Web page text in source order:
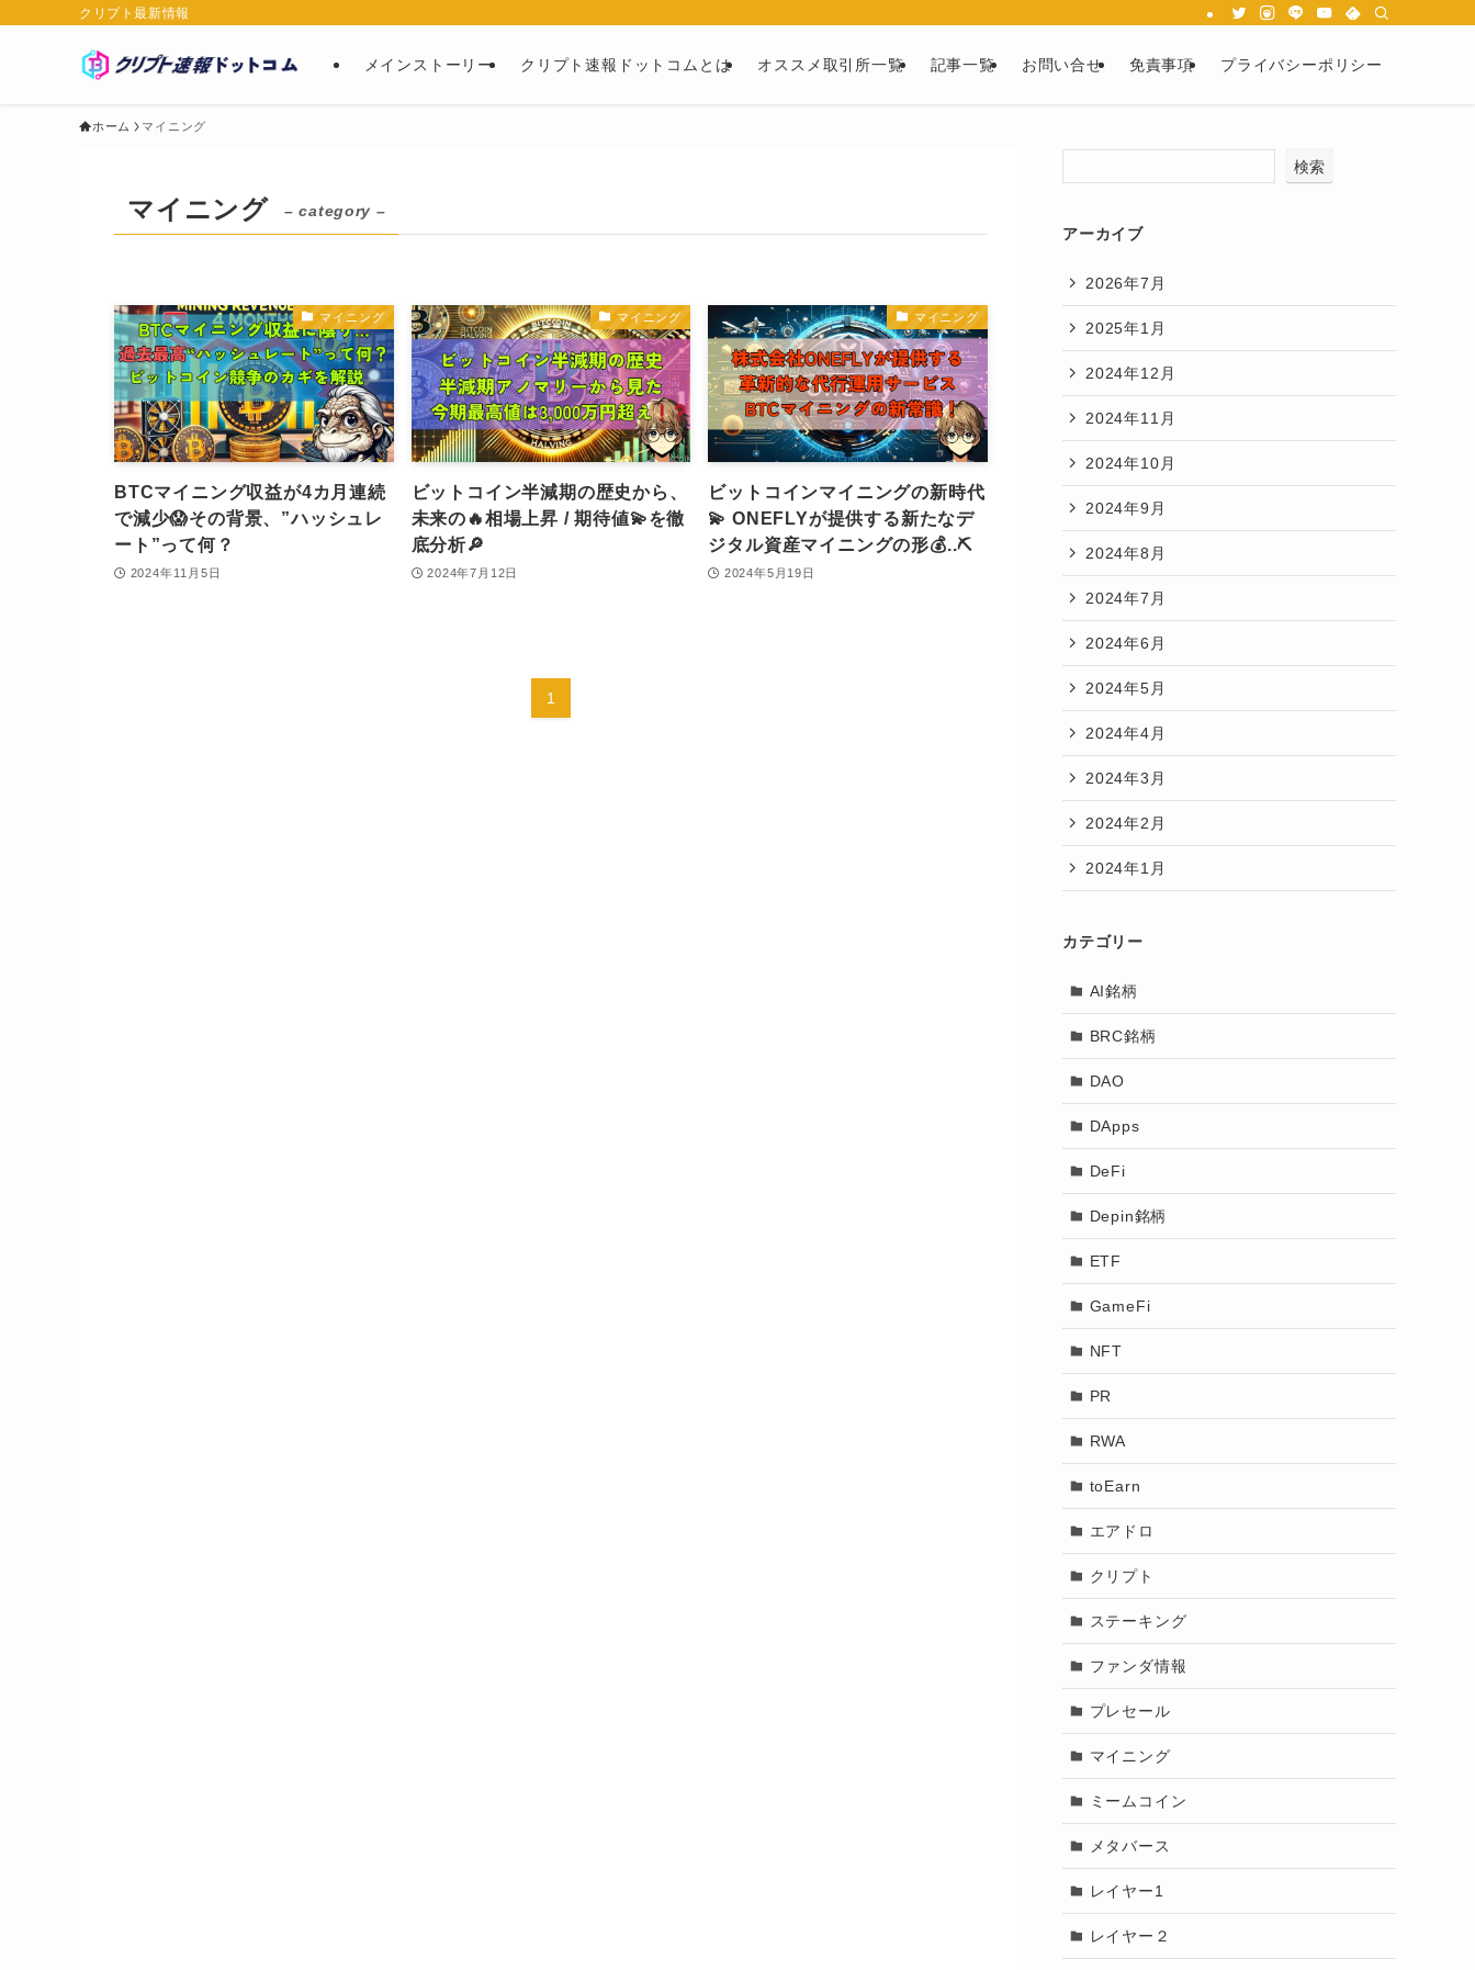
クリプト最新情報
メインストーリー クリプト速報ドットコムとは オススメ取引所一覧 記事一覧 お問い合せ 免責事項 プライバシーポリシー
ホーム マイニング
マイニング – category –
マイニング
BTCマイニング収益が4カ月連続
で減少😱その背景、”ハッシュレ
ート”って何？
2024年11月5日
マイニング
ビットコイン半減期の歴史から、
未来の🔥相場上昇 / 期待値💫を徹
底分析🔎
2024年7月12日
マイニング
ビットコインマイニングの新時代
💫 ONEFLYが提供する新たなデ
ジタル資産マイニングの形💰..⛏
2024年5月19日
1
検索
アーカイブ
2026年7月
2025年1月
2024年12月
2024年11月
2024年10月
2024年9月
2024年8月
2024年7月
2024年6月
2024年5月
2024年4月
2024年3月
2024年2月
2024年1月
カテゴリー
AI銘柄
BRC銘柄
DAO
DApps
DeFi
Depin銘柄
ETF
GameFi
NFT
PR
RWA
toEarn
エアドロ
クリプト
ステーキング
ファンダ情報
プレセール
マイニング
ミームコイン
メタバース
レイヤー1
レイヤー２